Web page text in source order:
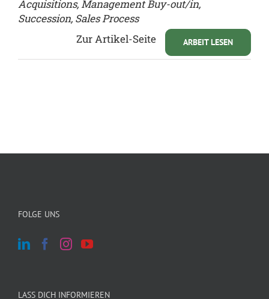
Acquisitions, Management Buy-out/in,
Succession, Sales Process
ARBEIT LESEN
Zur Artikel-Seite
FOLGE UNS
LASS DICH INFORMIEREN